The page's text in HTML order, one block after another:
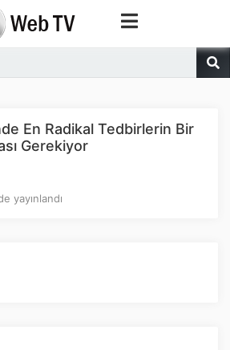
En Radikal Tedbirlerin Bir
Gerekiyor
yayınlandı